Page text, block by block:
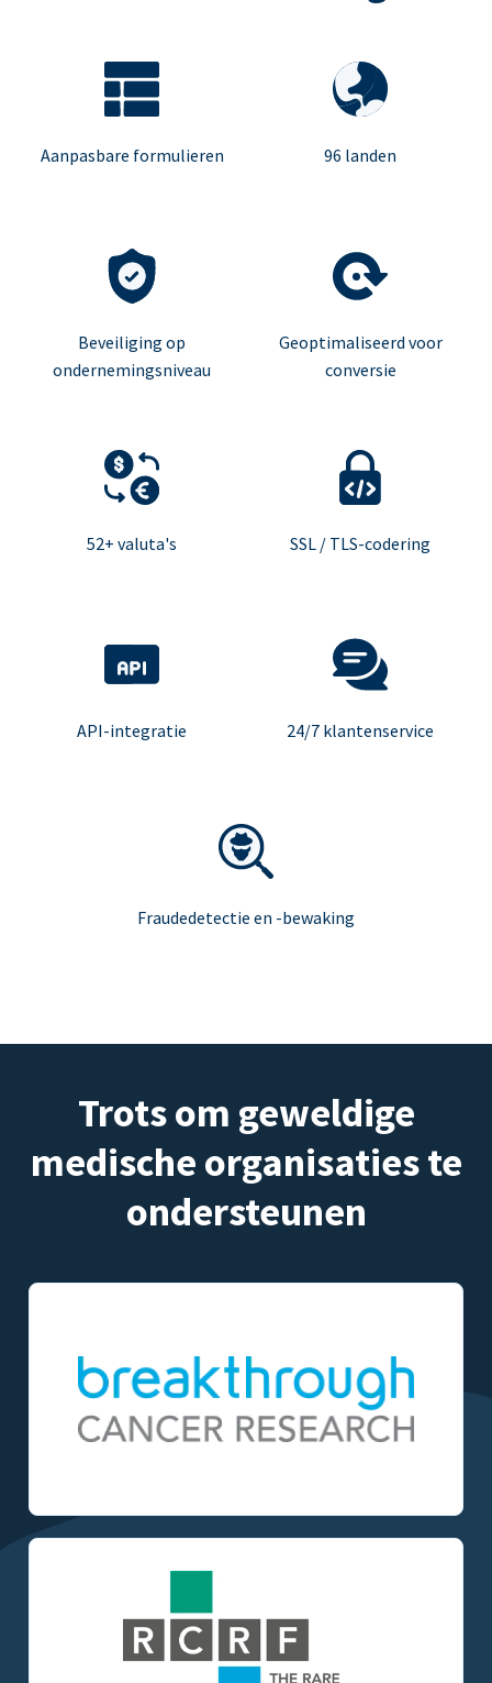
Aanpasbare formulieren 96 landen
Beveiliging op
ondernemingsniveau
Geoptimaliseerd voor
conversie
52+ valuta's SSL / TLS-codering
API-integratie 24/7 klantenservice
Fraudedetectie en -bewaking
Trots om geweldige
medische organisaties te
ondersteunen